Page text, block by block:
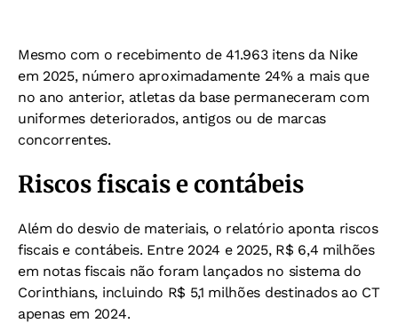
Mesmo com o recebimento de 41.963 itens da Nike
em 2025, número aproximadamente 24% a mais que
no ano anterior, atletas da base permaneceram com
uniformes deteriorados, antigos ou de marcas
concorrentes.
Riscos fiscais e contábeis
Além do desvio de materiais, o relatório aponta riscos
fiscais e contábeis. Entre 2024 e 2025, R$ 6,4 milhões
em notas fiscais não foram lançados no sistema do
Corinthians, incluindo R$ 5,1 milhões destinados ao CT
apenas em 2024.